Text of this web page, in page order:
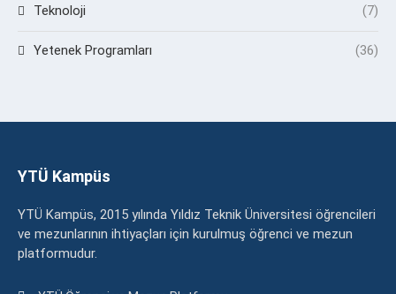
Teknoloji (7)
Yetenek Programları (36)
YTÜ Kampüs
YTÜ Kampüs, 2015 yılında Yıldız Teknik Üniversitesi öğrencileri
ve mezunlarının ihtiyaçları için kurulmuş öğrenci ve mezun
platformudur.